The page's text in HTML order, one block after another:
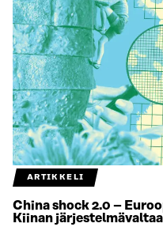
ARTIKKELI
China shock 2.0 –
Kiinan